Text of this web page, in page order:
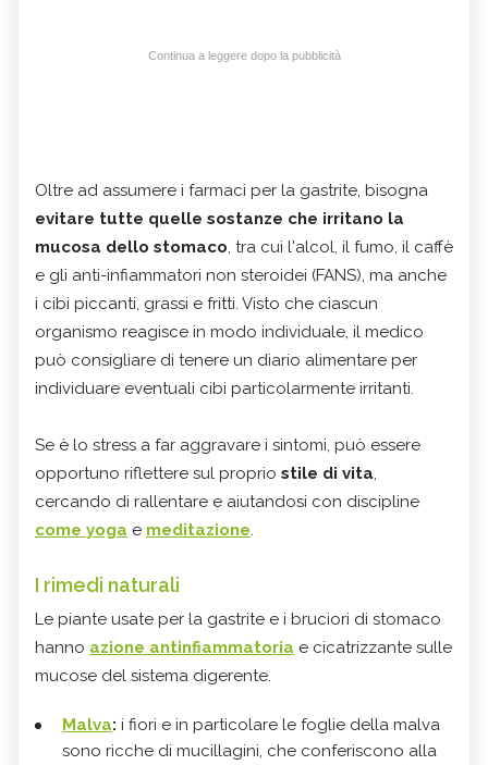
Continua a leggere dopo la pubblicità
Oltre ad assumere i farmaci per la gastrite, bisogna
evitare tutte quelle sostanze che irritano la
mucosa dello stomaco, tra cui l'alcol, il fumo, il caffè
e gli anti-infiammatori non steroidei (FANS), ma anche
i cibi piccanti, grassi e fritti. Visto che ciascun
organismo reagisce in modo individuale, il medico
può consigliare di tenere un diario alimentare per
individuare eventuali cibi particolarmente irritanti.
Se è lo stress a far aggravare i sintomi, può essere
opportuno riflettere sul proprio stile di vita,
cercando di rallentare e aiutandosi con discipline
come yoga e meditazione.
I rimedi naturali
Le piante usate per la gastrite e i bruciori di stomaco
hanno azione antinfiammatoria e cicatrizzante sulle
mucose del sistema digerente.
Malva: i fiori e in particolare le foglie della malva
sono ricche di mucillagini, che conferiscono alla